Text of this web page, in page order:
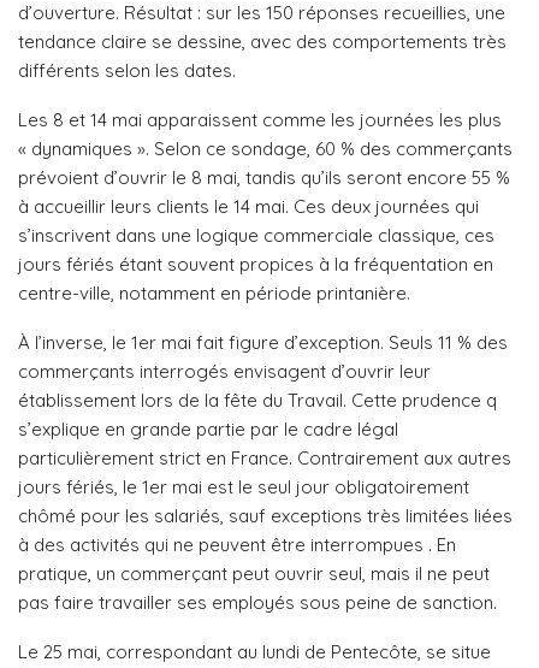
d’ouverture. Résultat : sur les 150 réponses recueillies, une
tendance claire se dessine, avec des comportements très
différents selon les dates.
Les 8 et 14 mai apparaissent comme les journées les plus
« dynamiques ». Selon ce sondage, 60 % des commerçants
prévoient d’ouvrir le 8 mai, tandis qu’ils seront encore 55 %
à accueillir leurs clients le 14 mai. Ces deux journées qui
s’inscrivent dans une logique commerciale classique, ces
jours fériés étant souvent propices à la fréquentation en
centre-ville, notamment en période printanière.
À l’inverse, le 1er mai fait figure d’exception. Seuls 11 % des
commerçants interrogés envisagent d’ouvrir leur
établissement lors de la fête du Travail. Cette prudence q
s’explique en grande partie par le cadre légal
particulièrement strict en France. Contrairement aux autres
jours fériés, le 1er mai est le seul jour obligatoirement
chômé pour les salariés, sauf exceptions très limitées liées
à des activités qui ne peuvent être interrompues . En
pratique, un commerçant peut ouvrir seul, mais il ne peut
pas faire travailler ses employés sous peine de sanction.
Le 25 mai, correspondant au lundi de Pentecôte, se situe